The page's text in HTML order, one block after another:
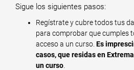
Sigue los siguientes pasos:
Regístrate y cubre todos tus
para comprobar que cumples
acceso a un curso. Es
casos, que residas en
un curso